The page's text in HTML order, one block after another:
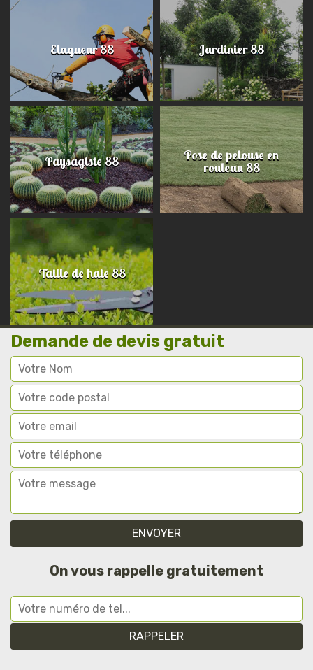
Elagueur 88 Jardinier 88
Paysagiste 88 Pose de pelouse en
rouleau 88
Taille de haie 88
Demande de devis gratuit
On vous rappelle gratuitement